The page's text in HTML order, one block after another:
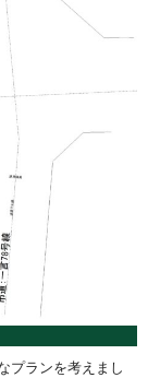
プランを考えまし